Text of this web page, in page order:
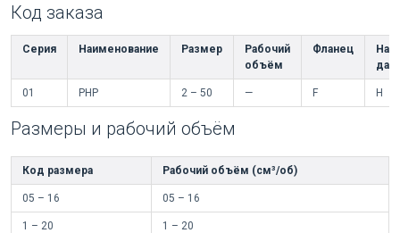
Код заказа
Серия Наименование Размер
Рабочий
объём
Фланец
01 PHP 2 – 50 — F H
Размеры и рабочий объём
Код размера Рабочий объём (см³/об)
05 – 16 05 – 16
1 – 20 1 – 20